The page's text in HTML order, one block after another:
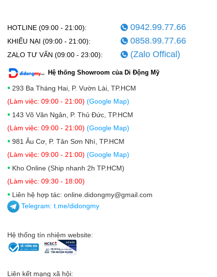
HOTLINE (09:00 - 21:00): 0942.99.77.66
KHIẾU NẠI (09:00 - 21:00): 0858.99.77.66
ZALO TƯ VẤN (09:00 - 23:00): (Zalo Offical)
Hệ thống Showroom của Di Động Mỹ
• 293 Ba Tháng Hai, P. Vườn Lài, TP.HCM
(Làm việc: 09:00 - 21:00) (Google Map)
• 143 Võ Văn Ngân, P. Thủ Đức, TP.HCM
(Làm việc: 09:00 - 21:00) (Google Map)
• 981 Âu Cơ, P. Tân Sơn Nhì, TP.HCM
(Làm việc: 09:00 - 21:00) (Google Map)
• Kho Online (Ship nhanh 2h TP.HCM)
(Làm việc: 09:30 - 18:00)
• Liên hệ hợp tác: online.didongmy@gmail.com
Telegram: t.me/didongmy
Hệ thống tín nhiệm website:
Liên kết mạng xã hội: